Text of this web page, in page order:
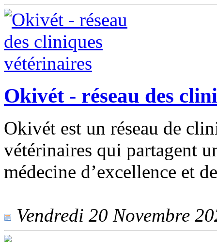
Okivét - réseau des
Okivét est un réseau de
vétérinaires qui partagent
médecine d’excellence et
Vendredi 20 Novembre